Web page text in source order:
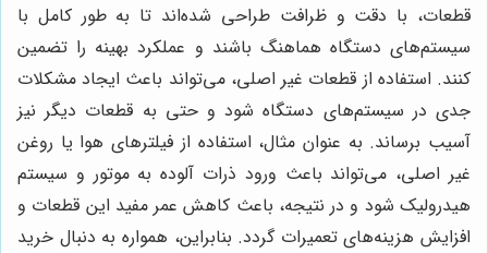
قطعات، با دقت و ظرافت طراحی شده‌اند تا به طور کامل با
سیستم‌های دستگاه هماهنگ باشند و عملکرد بهینه را تضمین
کنند. استفاده از قطعات غیر اصلی، می‌تواند باعث ایجاد مشکلات
جدی در سیستم‌های دستگاه شود و حتی به قطعات دیگر نیز
آسیب برساند. به عنوان مثال، استفاده از فیلترهای هوا یا روغن
غیر اصلی، می‌تواند باعث ورود ذرات آلوده به موتور و سیستم
هیدرولیک شود و در نتیجه، باعث کاهش عمر مفید این قطعات و
افزایش هزینه‌های تعمیرات گردد. بنابراین، همواره به دنبال خرید